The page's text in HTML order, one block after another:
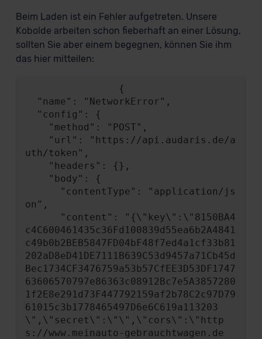
Beim Laden ist ein Fehler aufgetreten. Unsere
Kobolde arbeiten schon fieberhaft an einer Lösung,
sollten Sie aber einem begegnen, können Sie ihm
das hier mitteilen:
uth/token",
on",
c4C600461435c36Fd100839d55ea6b2A4841
c49b0b2BEB5847FD04bF48f7ed4a1cf33b81
202aD8eD41DE7111B639C53d9457a71Cb45d
Bec1734CF3476759a53b57CfEE3D53DF1747
63606570797e86363c08912Bc7e5A3857280
1f2E8e291d73F447792159af2b78C2c97D79
61015c3b1778465497D6e6C619a113203
\",\"secret\":\"\",\"cors\":\"http
s://www.meinauto-gebrauchtwagen.de